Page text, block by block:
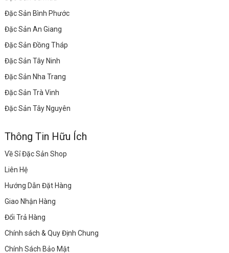
Đặc Sản Bình Phước
Đặc Sản An Giang
Đặc Sản Đồng Tháp
Đặc Sản Tây Ninh
Đặc Sản Nha Trang
Đặc Sản Trà Vinh
Đặc Sản Tây Nguyên
Thông Tin Hữu Ích
Về Sỉ Đặc Sản Shop
Liên Hệ
Hướng Dẫn Đặt Hàng
Giao Nhận Hàng
Đổi Trả Hàng
Chính sách & Quy Định Chung
Chính Sách Bảo Mật